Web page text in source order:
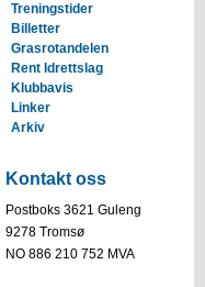
Treningstider
Billetter
Grasrotandelen
Rent Idrettslag
Klubbavis
Linker
Arkiv
Kontakt oss
Postboks 3621 Guleng
9278 Tromsø
NO 886 210 752 MVA